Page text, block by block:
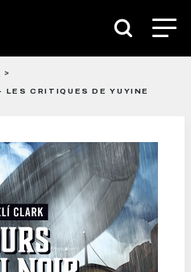
LES CRITIQUES DE YUYINE